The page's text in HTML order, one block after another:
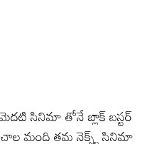
మెదటి సినిమా తోనే బ్లాక్ బస్టర్
మంది తమ నెక్స్ట్ సినిమా